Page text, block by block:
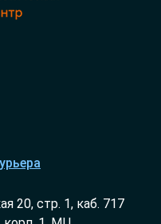
20, стр. 1, каб. 717